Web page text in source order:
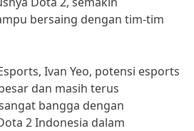
bersaing dengan tim-tim
Ivan Yeo, potensi esports
dan masih terus
bangga dengan
2 Indonesia dalam